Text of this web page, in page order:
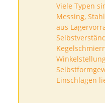
Viele Typen
Messing,
aus
Einschlagen